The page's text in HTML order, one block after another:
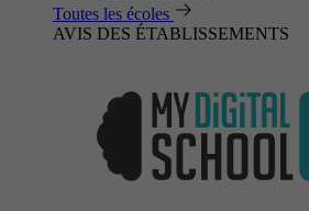
Toutes les écoles
AVIS DES ÉTABLISSEMENTS